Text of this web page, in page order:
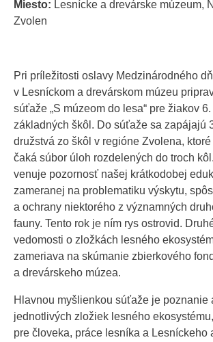
Miesto: Lesnícke a drevárske múzeum,
Zvolen
Pri príležitosti oslavy Medzinárodného
v Lesníckom a drevárskom múzeu
súťaže „S múzeom do lesa“ pre žiakov
základných škôl. Do súťaže sa zapájajú
družstvá zo škôl v regióne Zvolena,
čaká súbor úloh rozdelených do troch
venuje pozornosť našej krátkodobej
zameranej na problematiku výskytu,
a ochrany niektorého z významných
fauny. Tento rok je ním rys ostrovid.
vedomosti o zložkách lesného
zameriava na skúmanie zbierkového
a drevárskeho múzea.
Hlavnou myšlienkou súťaže je poznanie
jednotlivých zložiek lesného
pre človeka, práce lesníka a Lesníckeho